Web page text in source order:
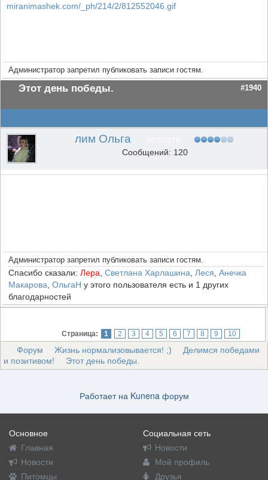
miranimashek.com/_ph/214/2/812552046.gif
Администратор запретил публиковать записи гостям.
Этот день победы. #1940
лим Ольга
Сообщений: 120
Администратор запретил публиковать записи гостям.
Спасибо сказали: Лера Светлана Харлашина Леся Анечка
Макарова ОльгаН у этого пользователя есть и 1 других
благодарностей
Страница: 1 2 3 4 5 6 7 8 9 10
Форум Жизнь нормализовывается! ;)
Делимся победами
и позитивом!
Этот день победы.
Работает на Kunena форум
Основное
Главная
Новости
Питомцы
Социальная сеть
Новости
Мой профиль
Друзья